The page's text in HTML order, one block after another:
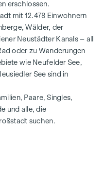
Räume
Fenster mit 3-Scheiben
Wohnräumen
Magenta vorbereitet
erschlossen.
mit 12.478 Einwohnern
Wälder, der
Neustädter Kanals – all
oder zu Wanderungen
wie Neufelder See,
See sind in
Paare, Singles,
und alle, die
suchen.